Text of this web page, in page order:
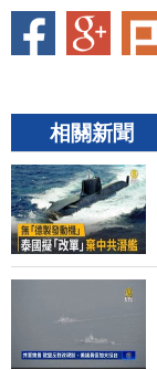
相關新聞